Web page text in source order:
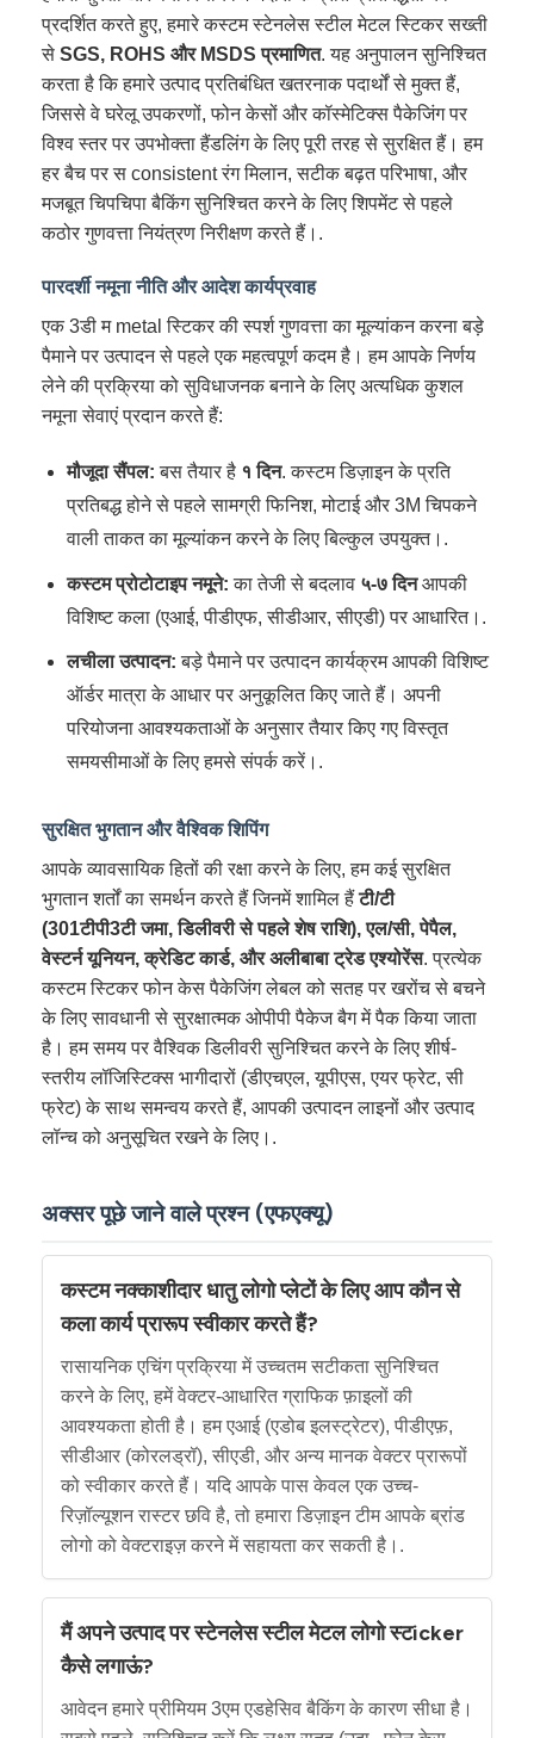
प्रदर्शित करते हुए, हमारे कस्टम स्टेनलेस स्टील मेटल स्टिकर सख्ती
से SGS, ROHS और MSDS प्रमाणित. यह अनुपालन सुनिश्चित
करता है कि हमारे उत्पाद प्रतिबंधित खतरनाक पदार्थों से मुक्त हैं,
जिससे वे घरेलू उपकरणों, फोन केसों और कॉस्मेटिक्स पैकेजिंग पर
विश्व स्तर पर उपभोक्ता हैंडलिंग के लिए पूरी तरह से सुरक्षित हैं। हम
हर बैच पर स consistent रंग मिलान, सटीक बढ़त परिभाषा, और
मजबूत चिपचिपा बैकिंग सुनिश्चित करने के लिए शिपमेंट से पहले
कठोर गुणवत्ता नियंत्रण निरीक्षण करते हैं।.
पारदर्शी नमूना नीति और आदेश कार्यप्रवाह
एक 3डी म metal स्टिकर की स्पर्श गुणवत्ता का मूल्यांकन करना बड़े
पैमाने पर उत्पादन से पहले एक महत्वपूर्ण कदम है। हम आपके निर्णय
लेने की प्रक्रिया को सुविधाजनक बनाने के लिए अत्यधिक कुशल
नमूना सेवाएं प्रदान करते हैं:
मौजूदा सैंपल: बस तैयार है १ दिन. कस्टम डिज़ाइन के प्रति
प्रतिबद्ध होने से पहले सामग्री फिनिश, मोटाई और 3M चिपकने
वाली ताकत का मूल्यांकन करने के लिए बिल्कुल उपयुक्त।.
कस्टम प्रोटोटाइप नमूने: का तेजी से बदलाव ५-७ दिनआपकी
विशिष्ट कला (एआई, पीडीएफ, सीडीआर, सीएडी) पर आधारित।.
लचीला उत्पादन: बड़े पैमाने पर उत्पादन कार्यक्रम आपकी विशिष्ट
ऑर्डर मात्रा के आधार पर अनुकूलित किए जाते हैं। अपनी
परियोजना आवश्यकताओं के अनुसार तैयार किए गए विस्तृत
समयसीमाओं के लिए हमसे संपर्क करें।.
सुरक्षित भुगतान और वैश्विक शिपिंग
आपके व्यावसायिक हितों की रक्षा करने के लिए, हम कई सुरक्षित
भुगतान शर्तों का समर्थन करते हैं जिनमें शामिल हैंटी/टी
(301टीपी3टी जमा, डिलीवरी से पहले शेष राशि), एल/सी, पेपैल,
वेस्टर्न यूनियन, क्रेडिट कार्ड, और अलीबाबा ट्रेड एश्योरेंस. प्रत्येक
कस्टम स्टिकर फोन केस पैकेजिंग लेबल को सतह पर खरोंच से बचने
के लिए सावधानी से सुरक्षात्मक ओपीपी पैकेज बैग में पैक किया जाता
है। हम समय पर वैश्विक डिलीवरी सुनिश्चित करने के लिए शीर्ष-
स्तरीय लॉजिस्टिक्स भागीदारों (डीएचएल, यूपीएस, एयर फ्रेट, सी
फ्रेट) के साथ समन्वय करते हैं, आपकी उत्पादन लाइनों और उत्पाद
लॉन्च को अनुसूचित रखने के लिए।.
अक्सर पूछे जाने वाले प्रश्न (एफएक्यू)
कस्टम नक्काशीदार धातु लोगो प्लेटों के लिए आप कौन से
कला कार्य प्रारूप स्वीकार करते हैं?
रासायनिक एचिंग प्रक्रिया में उच्चतम सटीकता सुनिश्चित
करने के लिए, हमें वेक्टर-आधारित ग्राफिक फ़ाइलों की
आवश्यकता होती है। हम एआई (एडोब इलस्ट्रेटर), पीडीएफ़,
सीडीआर (कोरलड्रॉ), सीएडी, और अन्य मानक वेक्टर प्रारूपों
को स्वीकार करते हैं। यदि आपके पास केवल एक उच्च-
रिज़ॉल्यूशन रास्टर छवि है, तो हमारा डिज़ाइन टीम आपके ब्रांड
लोगो को वेक्टराइज़ करने में सहायता कर सकती है।.
मैं अपने उत्पाद पर स्टेनलेस स्टील मेटल लोगो स्टicker
कैसे लगाऊं?
आवेदन हमारे प्रीमियम 3एम एडहेसिव बैकिंग के कारण सीधा है।